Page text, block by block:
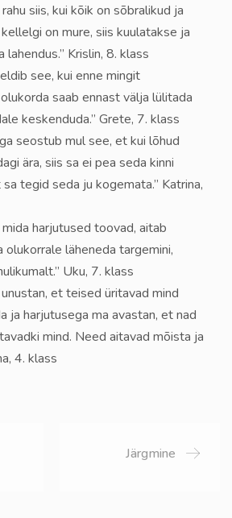
siis, kui kõik on sõbralikud ja
on mure, siis kuulatakse ja
lahendus.” Krislin, 8. klass
see, kui enne mingit
saab ennast välja lülitada
keskenduda.” Grete, 7. klass
seostub mul see, et kui lõhud
ära, siis sa ei pea seda kinni
tegid seda ju kogemata.” Katrina,
harjutused toovad, aitab
läheneda targemini,
Uku, 7. klass
et teised üritavad mind
ja harjutusega ma avastan, et nad
mind. Need aitavad mõista ja
4. klass
Järgmine